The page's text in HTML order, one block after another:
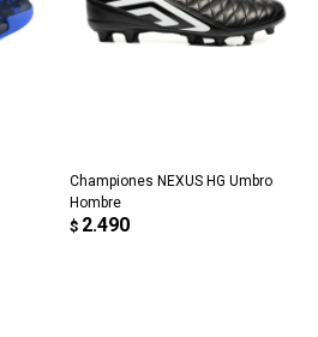
Championes NEXUS HG Umbro
Hombre
$ 2.490